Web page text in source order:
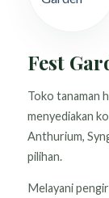
Fest
Toko tanaman
menyediakan
Anthurium,
pilihan.
Melayani